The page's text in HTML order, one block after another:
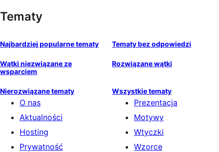
Tematy
Najbardziej popularne tematy Tematy bez odpowiedzi
Wątki niezwiązane ze
wsparciem
Rozwiązane wątki
Nierozwiązane tematy Wszystkie tematy
O nas
Aktualności
Hosting
Prywatność
Prezentacja
Motywy
Wtyczki
Wzorce